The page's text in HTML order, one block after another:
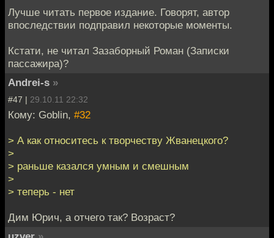
Лучше читать первое издание. Говорят, автор
впоследствии подправил некоторые моменты.
Кстати, не читал Зазаборный Роман (Записки
пассажира)?
Andrei-s »
#47 | 29.10.11 22:32
Кому: Goblin, #32
> А как относитесь к творчеству Жванецкого?
>
> раньше казался умным и смешным
>
> теперь - нет
Дим Юрич, а отчего так? Возраст?